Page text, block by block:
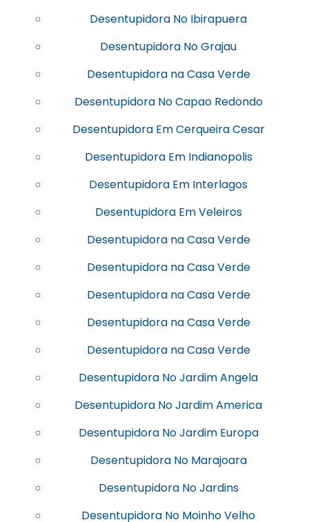
Desentupidora No Ibirapuera
Desentupidora No Grajau
Desentupidora na Casa Verde
Desentupidora No Capao Redondo
Desentupidora Em Cerqueira Cesar
Desentupidora Em Indianopolis
Desentupidora Em Interlagos
Desentupidora Em Veleiros
Desentupidora na Casa Verde
Desentupidora na Casa Verde
Desentupidora na Casa Verde
Desentupidora na Casa Verde
Desentupidora na Casa Verde
Desentupidora No Jardim Angela
Desentupidora No Jardim America
Desentupidora No Jardim Europa
Desentupidora No Marajoara
Desentupidora No Jardins
Desentupidora No Moinho Velho